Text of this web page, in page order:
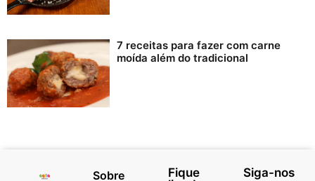
7 receitas para fazer com carne
moída além do tradicional
Sobre
Fique
Siga-nos